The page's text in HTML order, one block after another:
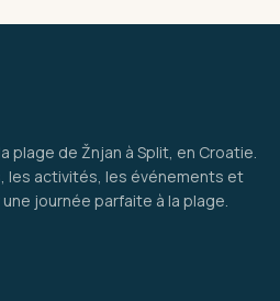
plage de Žnjan à Split, en Croatie.
les activités, les événements et
journée parfaite à la plage.